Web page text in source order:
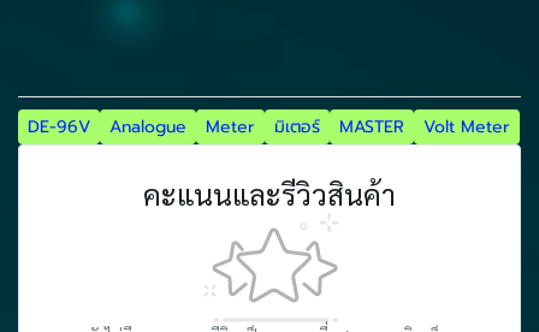
DE-96V Analogue Meter มิเตอร์ MASTER Volt Meter
คะแนนและรีวิวสินค้า